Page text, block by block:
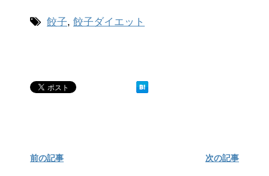
餃子, 餃子ダイエット
前の記事 次の記事